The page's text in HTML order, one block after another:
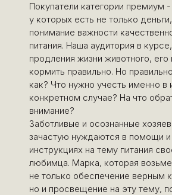
Покупатели категории премиум
у которых есть не только
понимание важности
питания. Наша аудитория в
продления жизни животного, его
кормить правильно. Но
как? Что нужно учесть именно в
конкретном случае? На что
внимание?
Заботливые и осознанные
зачастую нуждаются в помощи
инструкциях на тему питания
любимца. Марка, которая
не только обеспечение верным
но и просвещение на эту тему,